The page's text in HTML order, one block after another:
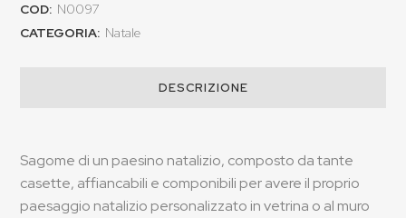
COD: N0097
CATEGORIA: Natale
DESCRIZIONE
Sagome di un paesino natalizio, composto da tante
casette, affiancabili e componibili per avere il proprio
paesaggio natalizio personalizzato in vetrina o al muro